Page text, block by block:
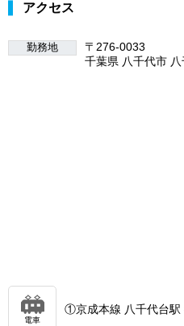
アクセス
勤務地
〒276-0033
千葉県 八千代市
電車
①京成本線 八千代台駅